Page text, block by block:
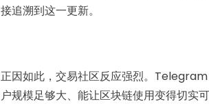
接追溯到这一更新。
正因如此，交易社区反应强烈。
户规模足够大、能让区块链使用变得切实